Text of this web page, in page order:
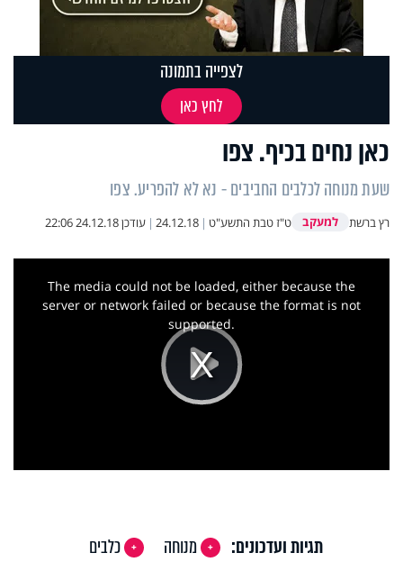
כאן נחים בכיף. צפו
שעת מנוחה לכלבים החביבים - נא לא להפריע. צפו
רץ ברשת למעקב ט"ז טבת התשע"ט |
24.12.18
| עודכן24.12.18 22:06
לצפייה בתמונה
לחץ כאן
Play
The media could not be loaded, either because the
server or network failed or because the format is not
supported.
תגיות ועדכונים: מנוחה
כלבים